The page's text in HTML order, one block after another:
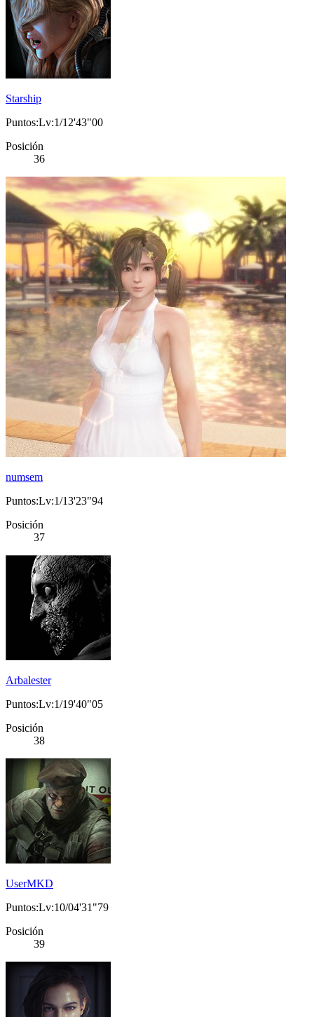
Starship
Puntos:Lv:1/12'43"00
Posición
36
numsem
Puntos:Lv:1/13'23"94
Posición
37
Arbalester
Puntos:Lv:1/19'40"05
Posición
38
UserMKD
Puntos:Lv:10/04'31"79
Posición
39